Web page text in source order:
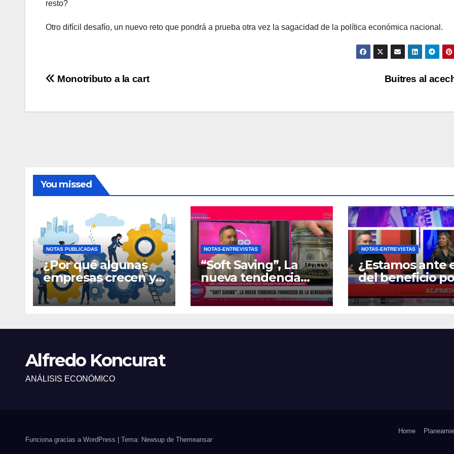
resto?
Otro difícil desafío, un nuevo reto que pondrá a prueba otra vez la sagacidad de la política económica nacional.
Navegación
Buitres al
Monotributo a la cart
You missed
NOTAS PUBLICADAS
¿Por qué algunas
empresas crecen y
otras quedan
atrapadas en el día
NOTAS-ENTREVISTAS
“Soft Saving”, La
nueva tendencia
financiera de la
generación Z
NOTAS-ENTREVISTAS
¿Estamos ante
del beneficio
Zona Fría?
Alfredo Koncurat
ANÁLISIS ECONÓMICO
Funciona gracias a WordPress Tema: Newsup de Themeansar
Home